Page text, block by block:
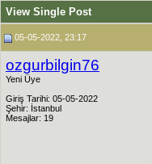
View Single Post
05-05-2022, 23:17
ozgurbilgin76
Yeni Üye
Giriş Tarihi: 05-05-2022
Şehir: İstanbul
Mesajlar: 19